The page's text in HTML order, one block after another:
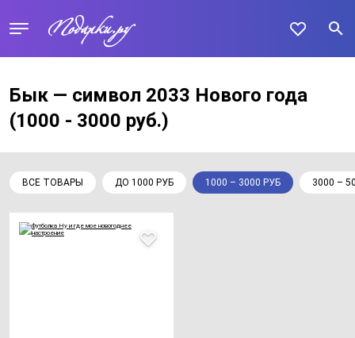
Бык — символ 2033 Нового года
(1000 - 3000 руб.)
ВСЕ ТОВАРЫ ДО 1000 РУБ 1000 – 3000 РУБ 3000 –